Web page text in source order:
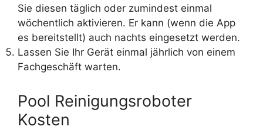
Sie diesen täglich oder zumindest einmal
wöchentlich aktivieren. Er kann (wenn die App
es bereitstellt) auch nachts eingesetzt werden.
Lassen Sie Ihr Gerät einmal jährlich von einem
Fachgeschäft warten.
Pool Reinigungsroboter
Kosten